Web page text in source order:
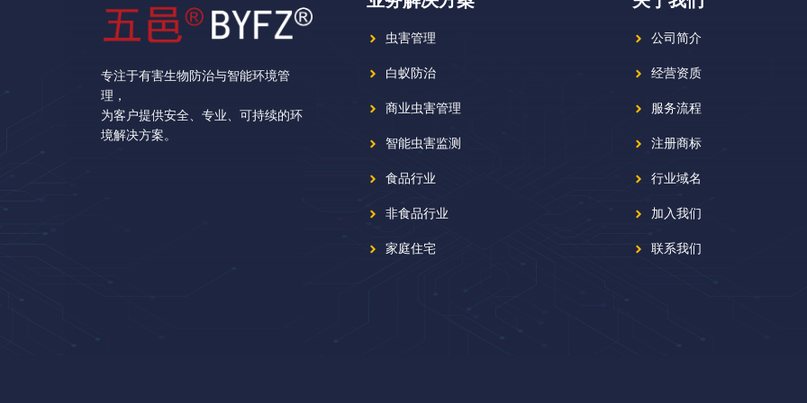
专注于有害生物防治与智能环境管
理，
为客户提供安全、专业、可持续的环
境解决方案。
虫害管理
白蚁防治
商业虫害管理
智能虫害监测
食品行业
非食品行业
家庭住宅
公司简介
经营资质
服务流程
注册商标
行业域名
加入我们
联系我们